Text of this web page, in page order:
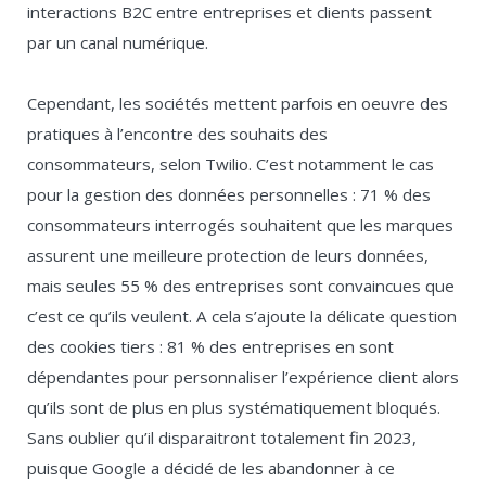
interactions B2C entre entreprises et clients passent
par un canal numérique.
Cependant, les sociétés mettent parfois en oeuvre des
pratiques à l’encontre des souhaits des
consommateurs, selon Twilio. C’est notamment le cas
pour la gestion des données personnelles : 71 % des
consommateurs interrogés souhaitent que les marques
assurent une meilleure protection de leurs données,
mais seules 55 % des entreprises sont convaincues que
c’est ce qu’ils veulent. A cela s’ajoute la délicate question
des cookies tiers : 81 % des entreprises en sont
dépendantes pour personnaliser l’expérience client alors
qu’ils sont de plus en plus systématiquement bloqués.
Sans oublier qu’il disparaitront totalement fin 2023,
puisque Google a décidé de les abandonner à ce